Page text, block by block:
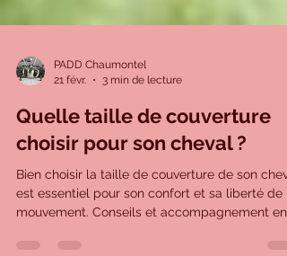
PADD Chaumontel
21 févr.
3 min de lecture
Quelle taille de couverture
choisir pour son cheval ?
Bien choisir la taille de couverture de son